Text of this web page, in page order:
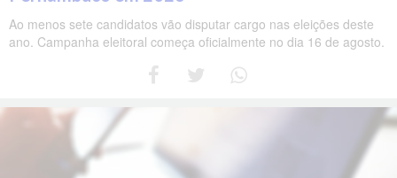
Ao menos sete candidatos vão disputar cargo nas eleições deste
ano. Campanha eleitoral começa oficialmente no dia 16 de agosto.